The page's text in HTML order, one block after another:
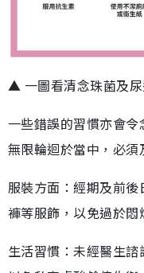
▲ 一圖看清念珠菌及尿
一些錯誤的習慣亦會
無限輪迴於當中，必須
服裝方面：經期及前
褲等服飾，以免過於悶
生活習慣：未經醫生諮